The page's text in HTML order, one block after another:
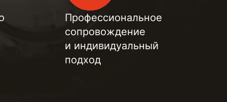
Профессиональное
сопровождение
и индивидуальный
подход